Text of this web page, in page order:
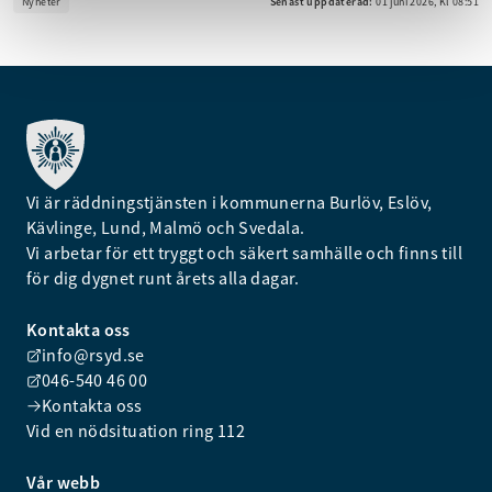
Vi är räddningstjänsten i kommunerna Burlöv, Eslöv,
Kävlinge, Lund, Malmö och Svedala.
Vi arbetar för ett tryggt och säkert samhälle och finns till
för dig dygnet runt årets alla dagar.
Kontakta oss
info@rsyd.se
046-540 46 00
Kontakta oss
Vid en nödsituation ring 112
Vår webb